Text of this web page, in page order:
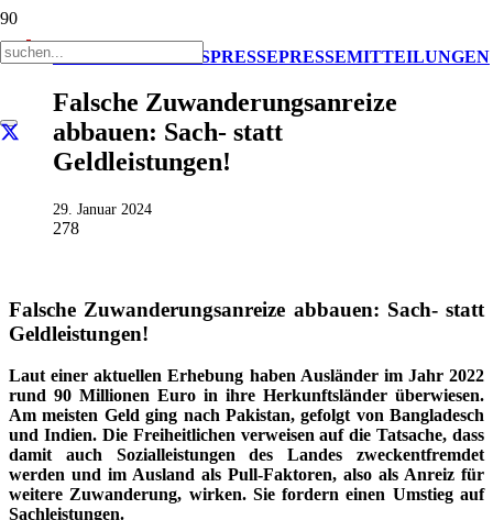
AKTUELL IMPULSPRESSEPRESSEMITTEILUNGEN
Falsche Zuwanderungsanreize
abbauen: Sach- statt
Geldleistungen!
29. Januar 2024
278
Falsche Zuwanderungsanreize abbauen: Sach- statt
Geldleistungen!
Laut einer aktuellen Erhebung haben Ausländer im Jahr 2022
rund 90 Millionen Euro in ihre Herkunftsländer überwiesen.
Am meisten Geld ging nach Pakistan, gefolgt von Bangladesch
und Indien. Die Freiheitlichen verweisen auf die Tatsache, dass
damit auch Sozialleistungen des Landes zweckentfremdet
werden und im Ausland als Pull-Faktoren, also als Anreiz für
weitere Zuwanderung, wirken. Sie fordern einen Umstieg auf
Sachleistungen.